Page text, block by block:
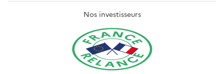
Nos investisseurs